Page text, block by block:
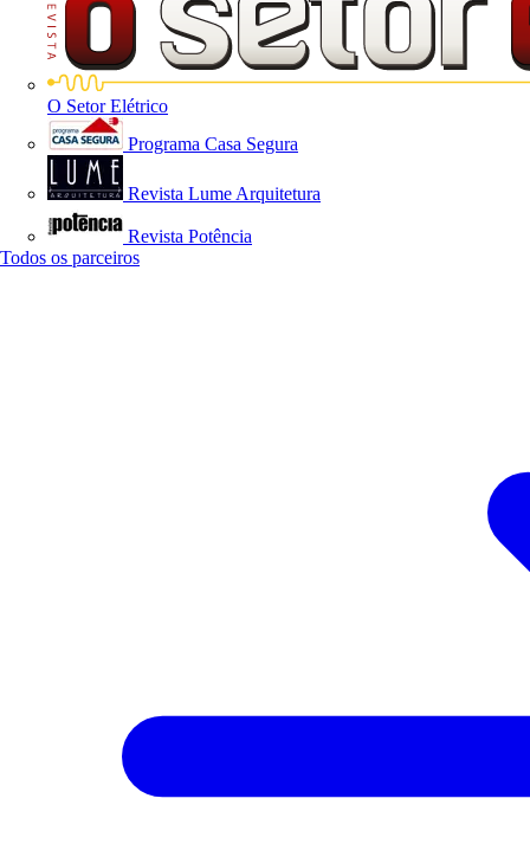
O Setor Elétrico
Programa Casa Segura
Revista Lume Arquitetura
Revista Potência
Todos os parceiros